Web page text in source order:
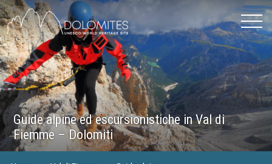
Guide alpine ed escursionistiche in Val di
Fiemme – Dolomiti